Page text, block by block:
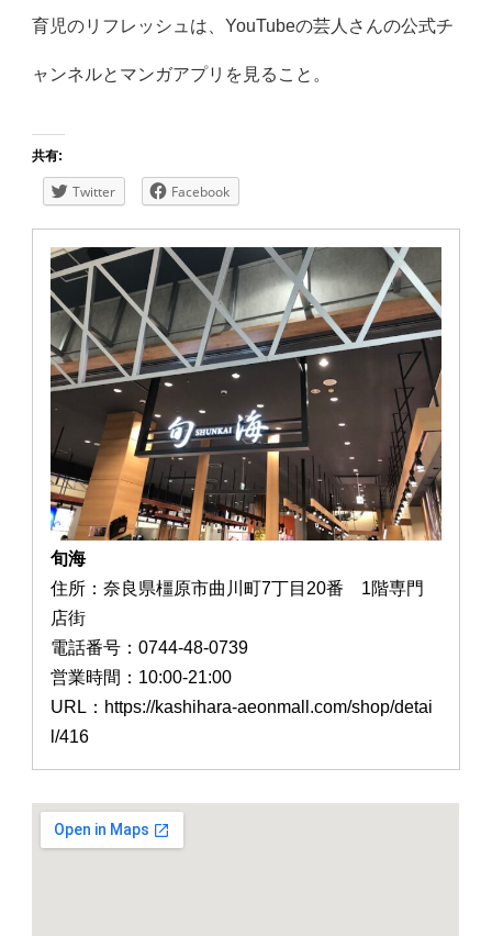
育児のリフレッシュは、YouTubeの芸人さんの公式チ
ャンネルとマンガアプリを見ること。
共有:
Twitter Facebook
旬海
住所：奈良県橿原市曲川町7丁目20番 1階専門
店街
電話番号：0744-48-0739
営業時間：10:00-21:00
URL：https://kashihara-aeonmall.com/shop/detai
l/416